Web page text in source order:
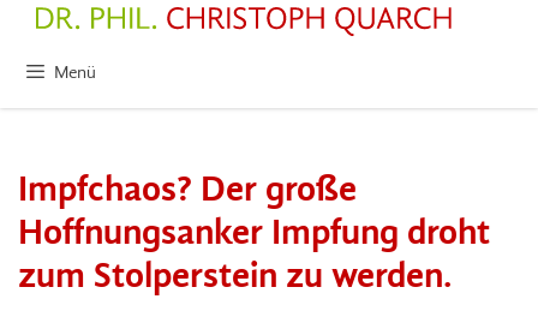
springenMenü
Impfchaos? Der große
Hoffnungsanker Impfung droht
zum Stolperstein zu werden.